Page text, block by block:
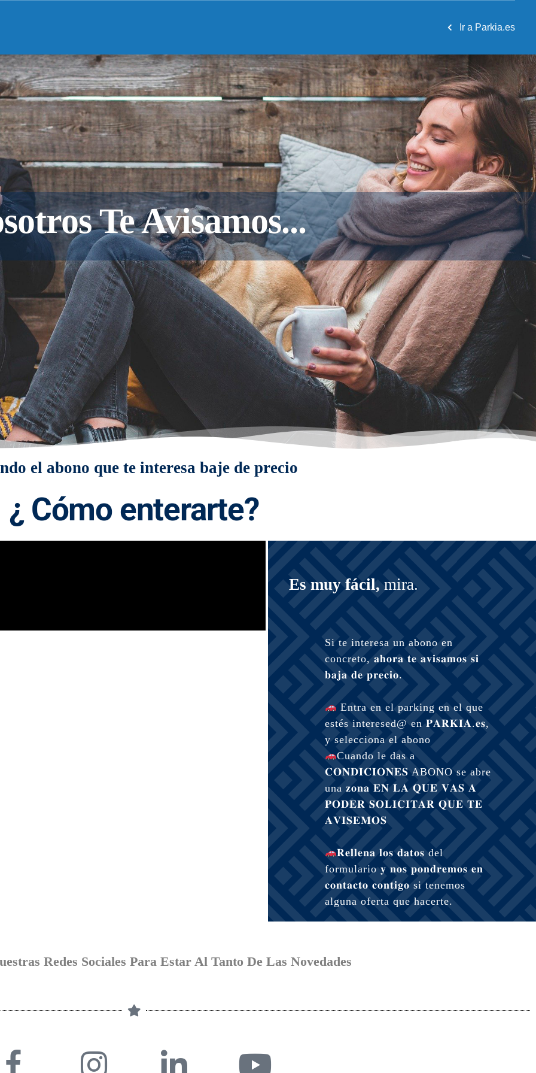
Ir a Parkia.es
Te Avisamos...
el abono que te interesa baje de precio
¿ Cómo enterarte?
Es muy fácil,mira.
Si te interesa un abono en
concreto, 𝐚𝐡𝐨𝐫𝐚 𝐭𝐞 𝐚𝐯𝐢𝐬𝐚𝐦𝐨𝐬 𝐬𝐢
𝐛𝐚𝐣𝐚 𝐝𝐞 𝐩𝐫𝐞𝐜𝐢𝐨.
Entra en el parking en el que
estés interesed@ en 𝐏𝐀𝐑𝐊𝐈𝐀.𝐞𝐬,
y selecciona el abono
Cuando le das a
𝐂𝐎𝐍𝐃𝐈𝐂𝐈𝐎𝐍𝐄𝐒 ABONO se abre
una 𝐳𝐨𝐧𝐚 𝐄𝐍 𝐋𝐀 𝐐𝐔𝐄 𝐕𝐀𝐒 𝐀
𝐏𝐎𝐃𝐄𝐑 𝐒𝐎𝐋𝐈𝐂𝐈𝐓𝐀𝐑 𝐐𝐔𝐄 𝐓𝐄
𝐀𝐕𝐈𝐒𝐄𝐌𝐎𝐒
𝐑𝐞𝐥𝐥𝐞𝐧𝐚 𝐥𝐨𝐬 𝐝𝐚𝐭𝐨𝐬 del
formulario 𝐲 𝐧𝐨𝐬 𝐩𝐨𝐧𝐝𝐫𝐞𝐦𝐨𝐬 𝐞𝐧
𝐜𝐨𝐧𝐭𝐚𝐜𝐭𝐨 𝐜𝐨𝐧𝐭𝐢𝐠𝐨 si tenemos
alguna oferta que hacerte.
REdes Sociales Para Estar Al Tanto De Las Novedades